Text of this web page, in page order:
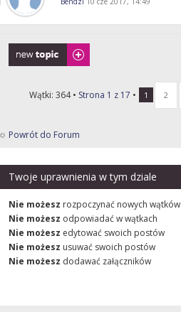
Napisz wątek
Wątki: 364 • Strona 1 z 17 • 1 2
Powrót do Forum
Twoje uprawnienia w tym dziale
Nie możesz rozpoczynać nowych wątków
Nie możesz odpowiadać w wątkach
Nie możesz edytować swoich postów
Nie możesz usuwać swoich postów
Nie możesz dodawać załączników